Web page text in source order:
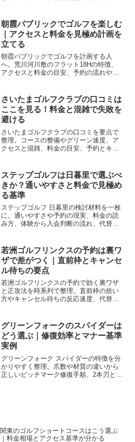
朝霞パブリックでゴルフを楽しむ
｜アクセスと料金を見極め計画を
立てる
朝霞パブリックでゴルフを計画する人
へ。荒川河川敷のフラット18Hの特徴、
アクセスと料金の目安、予約の流れや混
ます。
さいたまゴルフクラブの口コミは
ここを見る！料金と混雑で失敗を
避ける
さいたまゴルフクラブの口コミを要点で
整理。コースの整備やグリーン速度、ア
クセスと混雑、料金の目安、予約とキャ
ステップゴルフは日暮里で選ぶべ
きか？通いやすさと料金で見極め
る基準
ステップゴルフ 日暮里の検討材料を一枚
に。通いやすさや予約の現実、料金の読
み方、体験から入会判断の流れ、代替候
若洲ゴルフリンクスの予約は裏ワ
ザで差がつく｜直前枠とキャンセ
ル待ちの要点
若洲ゴルフリンクスの予約で効く裏ワザ
と正攻法を時系列で整理。直前枠の拾い
方やキャンセル待ちの反応速度、代替条
す。
グリーンフォークのスパイダーは
どう選ぶ｜修復効率とマナー基準
実例
グリーンフォーク スパイダーの特徴を分
かりやすく整理。爪数や材質の違いから
正しいピッチマーク修復手順、2本刃との
関東のゴルフショートコースはこう選ぶ
｜料金相場とアクセス基準が分かる